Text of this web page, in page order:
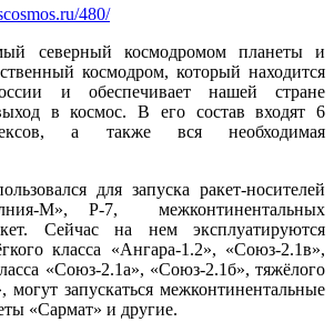
480/
северный космодромом планеты и
космодром, который находится
и обеспечивает нашей стране
в космос. В его состав входят 6
а также вся необходимая
для запуска ракет-носителей
М», Р-7, межконтинентальных
Сейчас на нем эксплуатируются
класса «Ангара-1.2», «Союз-2.1в»,
«Союз-2.1а», «Союз-2.1б», тяжёлого
могут запускаться межконтинентальные
«Сармат» и другие.